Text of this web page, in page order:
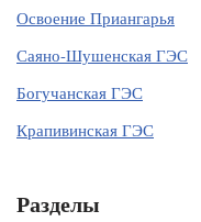
Освоение Приангарья
Саяно-Шушенская ГЭС
Богучанская ГЭС
Крапивинская ГЭС
Разделы